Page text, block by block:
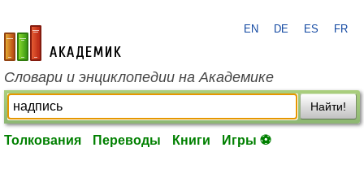
academic.ru
EN DE ES FR
Словари и энциклопедии на Академике
Найти!
Толкования Переводы Книги Игры ⚽